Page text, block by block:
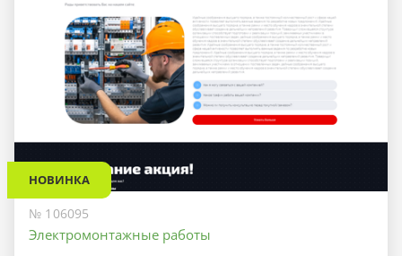
НОВИНКА
№ 106095
Электромонтажные работы